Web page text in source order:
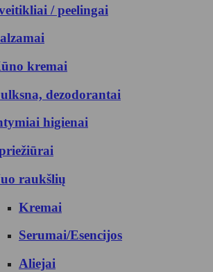
/ peelingai
kremai
dezodorantai
higienai
raukšlių
Kremai
Serumai/Esencijos
Aliejai